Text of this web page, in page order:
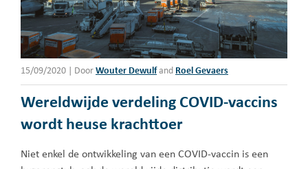
15/09/2020 Door Wouter Dewulfand Roel Gevaers
Wereldwijde verdeling COVID-vaccins
wordt heuse krachttoer
Niet enkel de ontwikkeling van een COVID-vaccin is een